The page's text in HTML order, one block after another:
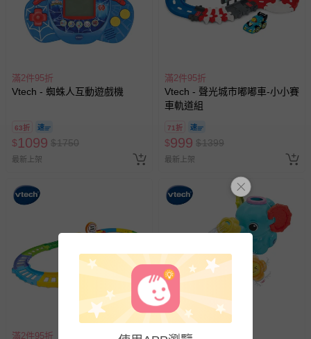
滿2件95折
Vtech - 蜘蛛人互動遊戲機
63折
$1099 $1750
最新上架
滿2件95折
Vtech - 聲光城市嘟嘟車-小小賽
車軌道組
71折
$999 $1399
最新上架
滿2件95折 滿2件95折